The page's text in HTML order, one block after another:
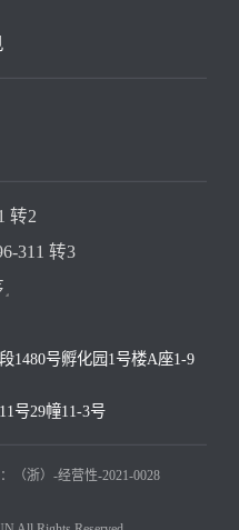
转2
311 转3
1480号孵化园1号楼A座1-9
号29幢11-3号
（浙）-经营性-2021-0028